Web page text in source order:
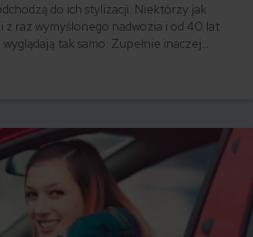
do ich stylizacji. Niektórzy jak
z raz wymyślonego nadwozia i od 40 lat
tak samo. Zupełnie inaczej
pokazać się z jakimś przyciągającym